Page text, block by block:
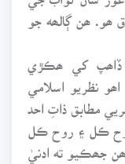
ھو. ھن ڳالھه جو
ڏاھپ کي ھڪڙي
نظريو اسلامي
مطابق ذاتِ احد
ڪل ۽ روح ڪل
جھڪيو ته ادنيٰ